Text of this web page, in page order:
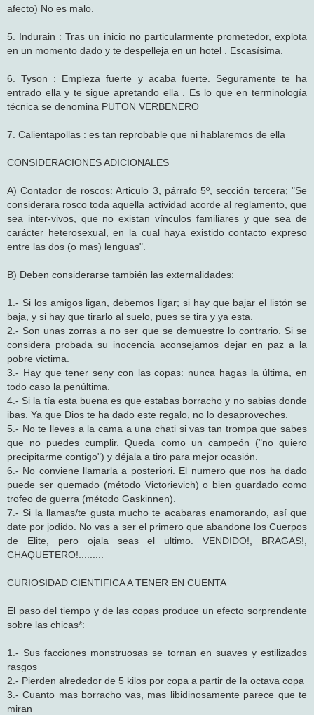
afecto) No es malo.
5. Indurain : Tras un inicio no particularmente prometedor, explota
en un momento dado y te despelleja en un hotel . Escasísima.
6. Tyson : Empieza fuerte y acaba fuerte. Seguramente te ha
entrado ella y te sigue apretando ella . Es lo que en terminología
técnica se denomina PUTON VERBENERO
7. Calientapollas : es tan reprobable que ni hablaremos de ella
CONSIDERACIONES ADICIONALES
A) Contador de roscos: Articulo 3, párrafo 5º, sección tercera; "Se
considerara rosco toda aquella actividad acorde al reglamento, que
sea inter-vivos, que no existan vínculos familiares y que sea de
carácter heterosexual, en la cual haya existido contacto expreso
entre las dos (o mas) lenguas".
B) Deben considerarse también las externalidades:
1.- Si los amigos ligan, debemos ligar; si hay que bajar el listón se
baja, y si hay que tirarlo al suelo, pues se tira y ya esta.
2.- Son unas zorras a no ser que se demuestre lo contrario. Si se
considera probada su inocencia aconsejamos dejar en paz a la
pobre victima.
3.- Hay que tener seny con las copas: nunca hagas la última, en
todo caso la penúltima.
4.- Si la tía esta buena es que estabas borracho y no sabias donde
ibas. Ya que Dios te ha dado este regalo, no lo desaproveches.
5.- No te lleves a la cama a una chati si vas tan trompa que sabes
que no puedes cumplir. Queda como un campeón ("no quiero
precipitarme contigo") y déjala a tiro para mejor ocasión.
6.- No conviene llamarla a posteriori. El numero que nos ha dado
puede ser quemado (método Victorievich) o bien guardado como
trofeo de guerra (método Gaskinnen).
7.- Si la llamas/te gusta mucho te acabaras enamorando, así que
date por jodido. No vas a ser el primero que abandone los Cuerpos
de Elite, pero ojala seas el ultimo. VENDIDO!, BRAGAS!,
CHAQUETERO!.........
CURIOSIDAD CIENTIFICA A TENER EN CUENTA
El paso del tiempo y de las copas produce un efecto sorprendente
sobre las chicas*:
1.- Sus facciones monstruosas se tornan en suaves y estilizados
rasgos
2.- Pierden alrededor de 5 kilos por copa a partir de la octava copa
3.- Cuanto mas borracho vas, mas libidinosamente parece que te
miran